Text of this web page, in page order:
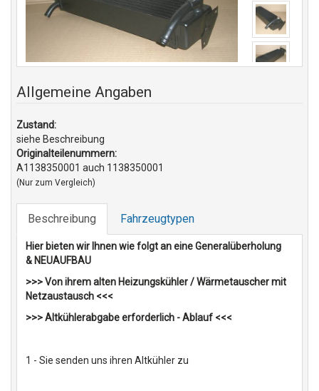
Allgemeine Angaben
Zustand:
siehe Beschreibung
Originalteilenummern:
A1138350001 auch 1138350001
(Nur zum Vergleich)
Beschreibung Fahrzeugtypen
Hier bieten wir Ihnen wie folgt an eine Generalüberholung
& NEUAUFBAU
>>> Von ihrem alten Heizungskühler / Wärmetauscher mit
Netzaustausch <<<
>>> Altkühlerabgabe erforderlich - Ablauf <<<
1 - Sie senden uns ihren Altkühler zu